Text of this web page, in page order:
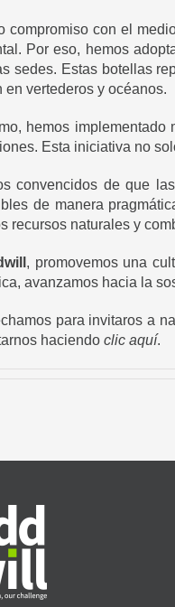
compromiso con el
Por eso, hemos
sedes. Estas botellas
en vertederos y océanos.
hemos
Esta iniciativa no
convencidos de que
de manera
recursos naturales y
, promovemos una
avanzamos hacia la
para invitaros a
haciendo clic aquí.